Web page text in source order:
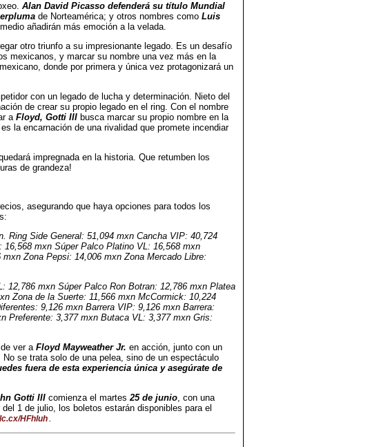
Alan David Picasso defenderá su título Mundial
de Norteamérica; y otros nombres como Luis
añadirán más emoción a la velada.
otro triunfo a su impresionante legado. Es un desafío
mexicanos, y marcar su nombre una vez más en la
donde por primera y única vez protagonizará un
con un legado de lucha y determinación. Nieto del
de crear su propio legado en el ring. Con el nombre
a Floyd, Gotti III busca marcar su propio nombre en la
la encarnación de una rivalidad que promete incendiar
impregnada en la historia. Que retumben los
de grandeza!
asegurando que haya opciones para todos los
Ring Side General: 51,094 mxn Cancha VIP: 40,724
mxn Súper Palco Platino VL: 16,568 mxn
Zona Pepsi: 14,006 mxn Zona Mercado Libre:
12,786 mxn Súper Palco Ron Botran: 12,786 mxn Platea
Zona de la Suerte: 11,566 mxn McCormick: 10,224
9,126 mxn Barrera VIP: 9,126 mxn Barrera:
Preferente: 3,377 mxn Butaca VL: 3,377 mxn Gris:
ver a Floyd Mayweather Jr. en acción, junto con un
se trata solo de una pelea, sino de un espectáculo
fuera de esta experiencia única y asegúrate de
Gotti III comienza el martes25 de junio, con una
del 1 de julio, los boletos estarán disponibles para el
HFhluh.